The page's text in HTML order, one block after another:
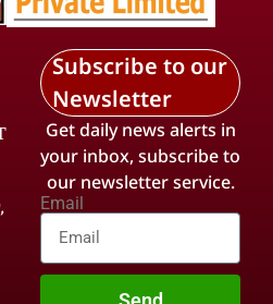
Subscribe to our
Newsletter
Get daily news alerts in
your inbox, subscribe to
our newsletter service.
Email